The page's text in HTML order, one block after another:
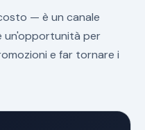
— è un canale
un'opportunità per
e far tornare i